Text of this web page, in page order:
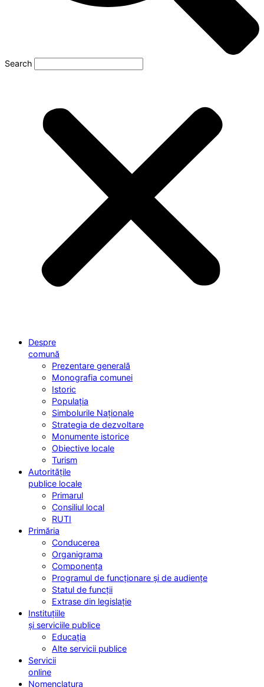
Search
Despre
comună
Prezentare generală
Monografia comunei
Istoric
Populația
Simbolurile Naționale
Strategia de dezvoltare
Monumente istorice
Obiective locale
Turism
Autoritățile
publice locale
Primarul
Consiliul local
RUTI
Primăria
Conducerea
Organigrama
Componența
Programul de funcționare și de audiențe
Statul de funcții
Extrase din legislație
Instituțiile
și serviciile publice
Educația
Alte servicii publice
Servicii
online
Nomenclatura